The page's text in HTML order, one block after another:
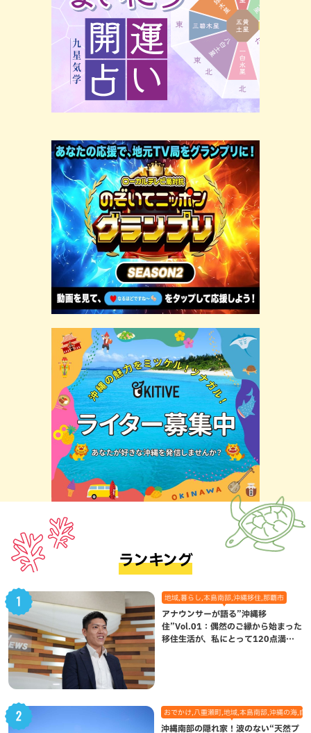
ランキング
地域,暮らし,本島南部,沖縄移住,那覇市
アナウンサーが語る”沖縄移
住”Vol.01：偶然のご縁から始まった
移住生活が、私にとって120点満点
おでかけ,八重瀬町,地域,本島南部,沖縄の海,自
沖縄南部の隠れ家！波のない“天然プ